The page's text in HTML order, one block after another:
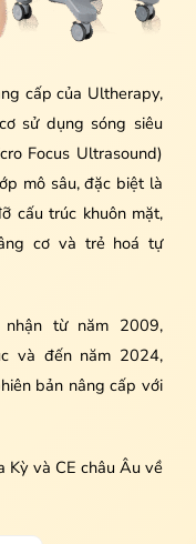
cấp của Ultherapy,
sử dụng sóng siêu
Focus Ultrasound)
mô sâu, đặc biệt là
cấu trúc khuôn mặt,
cơ và trẻ hoá tự
từ năm 2009,
và đến năm 2024,
bản nâng cấp với
Kỳ và CE châu Âu về